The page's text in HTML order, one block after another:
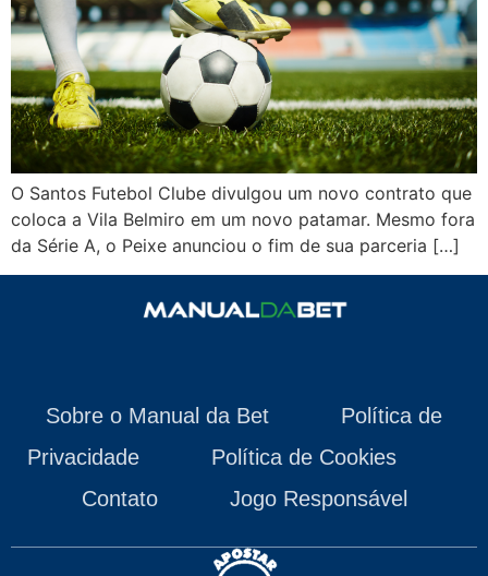
O Santos Futebol Clube divulgou um novo contrato que
coloca a Vila Belmiro em um novo patamar. Mesmo fora
da Série A, o Peixe anunciou o fim de sua parceria […]
Sobre o Manual da Bet
Política de
Privacidade
Política de Cookies
Contato
Jogo Responsável